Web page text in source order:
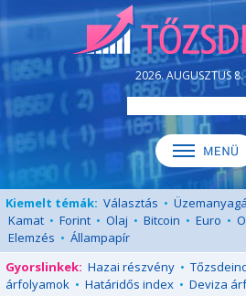
2026. AUGUSZTUS
Kiemelt témák: Választás •
Kamat • Forint • Olaj • Bitcoin • Euro •
Elemzés • Állampapír
Gyorslinkek: Hazai részvény •
árfolyamok • Határidős index • Deviza